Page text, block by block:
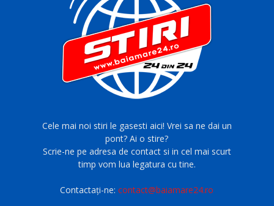
Cele mai noi stiri le gasesti aici! Vrei sa ne dai un
pont? Ai o stire?
Scrie-ne pe adresa de contact si in cel mai scurt
timp vom lua legatura cu tine.
Contactați-ne:contact@baiamare24.ro